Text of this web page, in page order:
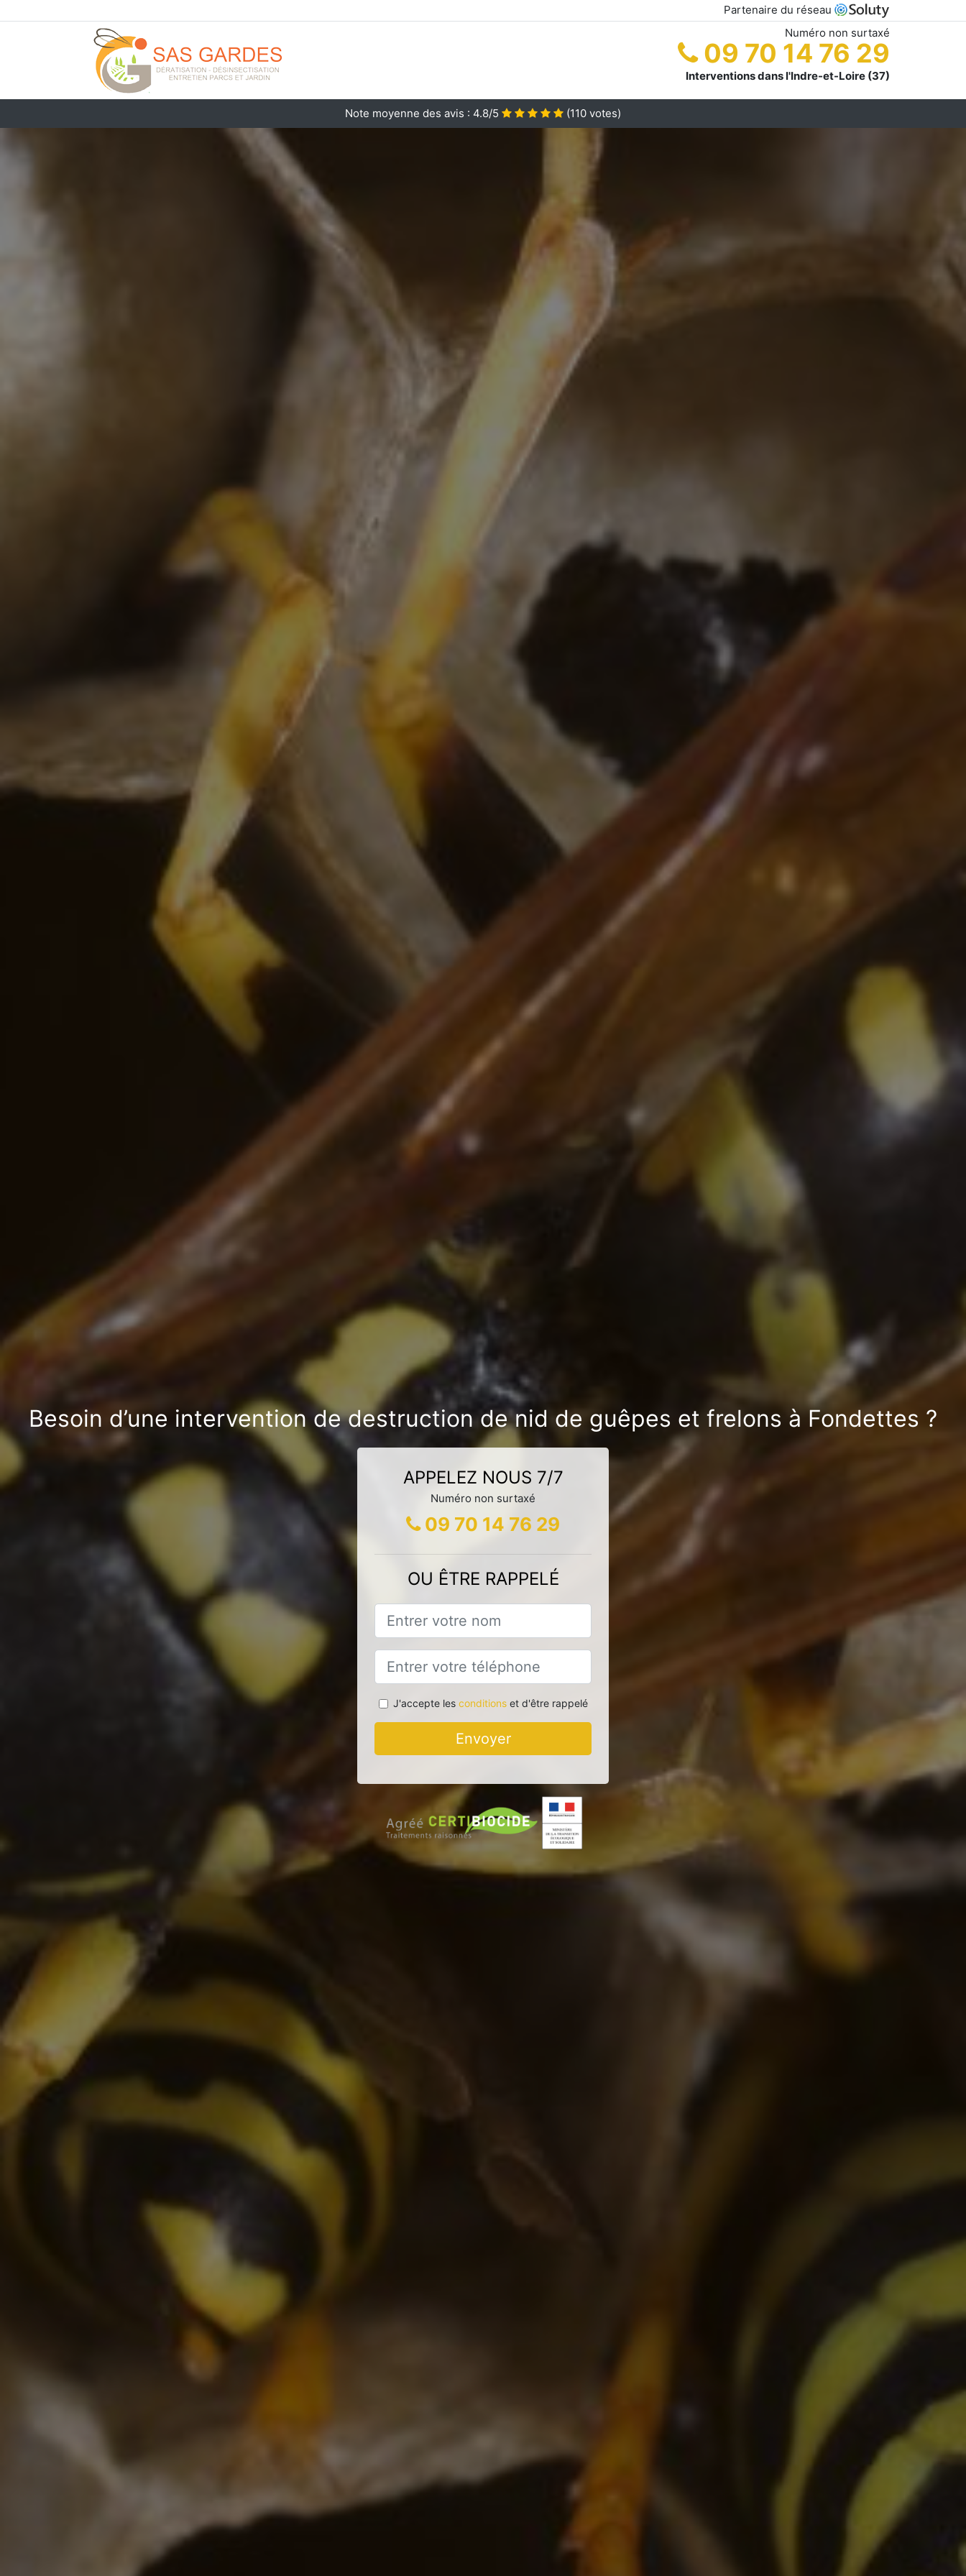
Partenaire du réseau
Numéro non surtaxé
09 70 14 76 29
Interventions dans l'Indre-et-Loire (37)
Note moyenne des avis : 4.8/5 (110 votes)
Besoin d’une intervention de destruction de nid de guêpes et frelons à Fondettes ?
APPELEZ NOUS 7/7
Numéro non surtaxé
09 70 14 76 29
OU ÊTRE RAPPELÉ
J'accepte les conditionset d'être rappelé
Envoyer